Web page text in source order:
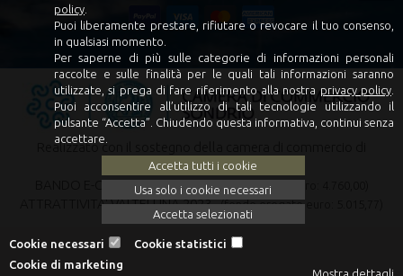
Realizzato con il sostegno della camera di commercio di
Sondrio:
BANDO E-COMMERCE 2021 -(fondo erogato euro: 4.760,00)
ATTRATTIVITA' VALTELLINA 2023 -(fondo erogato euro: 5.015,77)
policy
Puoi liberamente prestare, rifiutare o revocare il tuo consenso,
in qualsiasi momento.
Per saperne di più sulle categorie di informazioni personali
raccolte e sulle finalità per le quali tali informazioni saranno
utilizzate, si prega di fare riferimento alla nostraprivacy policy
Puoi acconsentire all’utilizzo di tali tecnologie utilizzando il
pulsante “Accetta”. Chiudendo questa informativa, continui senza
accettare.
Accetta tutti i cookie
Usa solo i cookie necessari
Accetta selezionati
Cookie necessari
Cookie statistici
Cookie di marketing
Mostra dettagli